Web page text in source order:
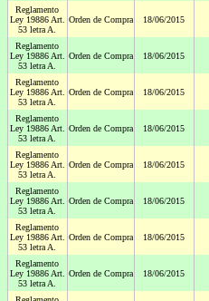
Reglamento
Ley 19886 Art.
53 letra A.
Orden de Compra 18/06/2015
Reglamento
Ley 19886 Art.
53 letra A.
Orden de Compra 18/06/2015
Reglamento
Ley 19886 Art.
53 letra A.
Orden de Compra 18/06/2015
Reglamento
Ley 19886 Art.
53 letra A.
Orden de Compra 18/06/2015
Reglamento
Ley 19886 Art.
53 letra A.
Orden de Compra 18/06/2015
Reglamento
Ley 19886 Art.
53 letra A.
Orden de Compra 18/06/2015
Reglamento
Ley 19886 Art.
53 letra A.
Orden de Compra 18/06/2015
Reglamento
Ley 19886 Art.
53 letra A.
Orden de Compra 18/06/2015